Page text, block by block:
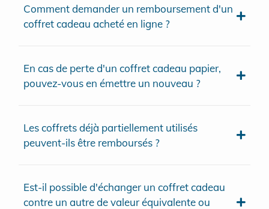
Comment demander un remboursement d'un
coffret cadeau acheté en ligne ?
En cas de perte d'un coffret cadeau papier,
pouvez-vous en émettre un nouveau ?
Les coffrets déjà partiellement utilisés
peuvent-ils être remboursés ?
Est-il possible d'échanger un coffret cadeau
contre un autre de valeur équivalente ou